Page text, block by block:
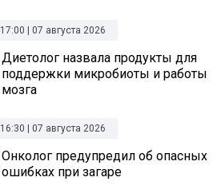
17:00 | 07 августа 2026
Диетолог назвала продукты для
поддержки микробиоты и работы
мозга
16:30 | 07 августа 2026
Онколог предупредил об опасных
ошибках при загаре